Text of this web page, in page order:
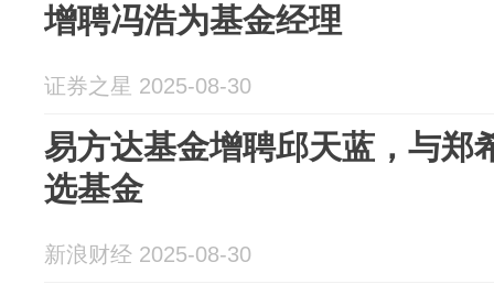
增聘冯浩为基金经理
证券之星 2025-08-30
易方达基金增聘邱天蓝，与郑
选基金
新浪财经 2025-08-30